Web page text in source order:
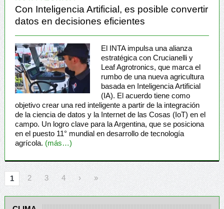
Con Inteligencia Artificial, es posible convertir
datos en decisiones eficientes
El INTA impulsa una alianza
estratégica con Crucianelli y
Leaf Agrotronics, que marca el
rumbo de una nueva agricultura
basada en Inteligencia Artificial
(IA). El acuerdo tiene como
objetivo crear una red inteligente a partir de la integración
de la ciencia de datos y la Internet de las Cosas (IoT) en el
campo. Un logro clave para la Argentina, que se posiciona
en el puesto 11° mundial en desarrollo de tecnología
agrícola. (más…)
1 2 3 4 › »